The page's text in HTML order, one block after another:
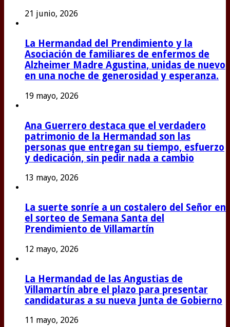
21 junio, 2026
La Hermandad del Prendimiento y la
Asociación de familiares de enfermos de
Alzheimer Madre Agustina, unidas de nuevo
en una noche de generosidad y esperanza.
19 mayo, 2026
Ana Guerrero destaca que el verdadero
patrimonio de la Hermandad son las
personas que entregan su tiempo, esfuerzo
y dedicación, sin pedir nada a cambio
13 mayo, 2026
La suerte sonríe a un costalero del Señor en
el sorteo de Semana Santa del
Prendimiento de Villamartín
12 mayo, 2026
La Hermandad de las Angustias de
Villamartín abre el plazo para presentar
candidaturas a su nueva Junta de Gobierno
11 mayo, 2026